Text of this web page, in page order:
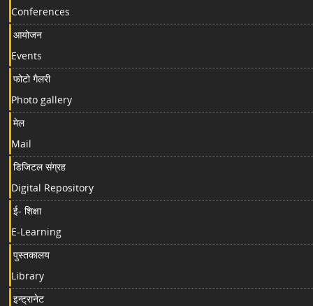
Conferences
आयोजन
Events
फोटो गैलरी
Photo gallery
मेल
Mail
डिजिटल संग्रह
Digital Repository
ई- शिक्षा
E-Learning
पुस्तकालय
Library
इन्ट्रानेट